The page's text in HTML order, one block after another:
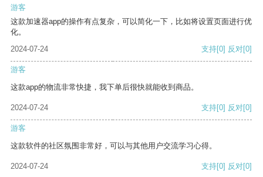
游客
这款加速器app的操作有点复杂，可以简化一下，比如将设置页面进行优
化。
2024-07-24
支持[0] 反对[0]
游客
这款app的物流非常快捷，我下单后很快就能收到商品。
2024-07-24 支持[0] 反对[0]
游客
这款软件的社区氛围非常好，可以与其他用户交流学习心得。
2024-07-24 支持[0] 反对[0]